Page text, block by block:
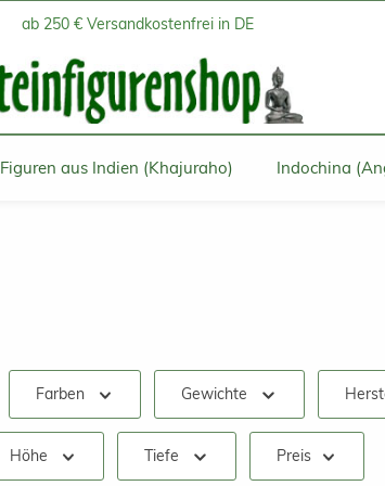
ab 250 € Versandkostenfrei in DE
Figuren aus Indien (Khajuraho) Indochina
Farben Gewichte
Höhe Tiefe Preis